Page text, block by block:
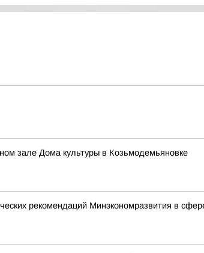
зале Дома культуры в Козьмодемьяновке
рекомендаций Минэкономразвития в